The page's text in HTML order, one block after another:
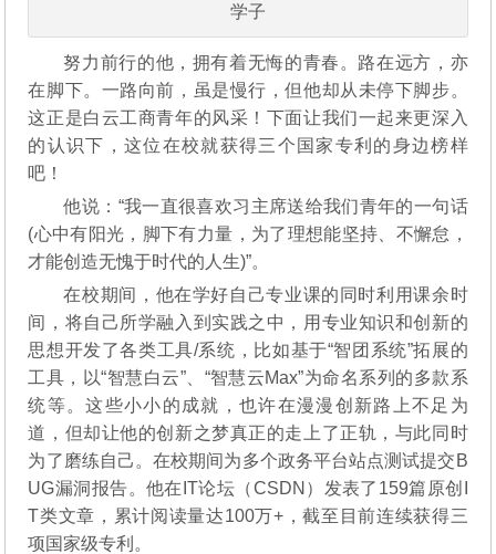
学子
努力前行的他，拥有着无悔的青春。路在远方，亦
在脚下。一路向前，虽是慢行，但他却从未停下脚步。
这正是白云工商青年的风采！下面让我们一起来更深入
的认识下，这位在校就获得三个国家专利的身边榜样
吧！
他说：“我一直很喜欢习主席送给我们青年的一句话
(心中有阳光，脚下有力量，为了理想能坚持、不懈怠，
才能创造无愧于时代的人生)”。
在校期间，他在学好自己专业课的同时利用课余时
间，将自己所学融入到实践之中，用专业知识和创新的
思想开发了各类工具/系统，比如基于“智团系统”拓展的
工具，以“智慧白云”、“智慧云Max”为命名系列的多款系
统等。这些小小的成就，也许在漫漫创新路上不足为
道，但却让他的创新之梦真正的走上了正轨，与此同时
为了磨练自己。在校期间为多个政务平台站点测试提交B
UG漏洞报告。他在IT论坛（CSDN）发表了159篇原创I
T类文章，累计阅读量达100万+，截至目前连续获得三
项国家级专利。